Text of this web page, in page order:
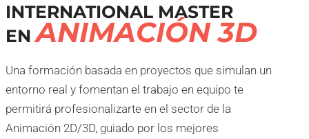
INTERNATIONAL MASTER
ENANIMACIÓN 3D
Una formación basada en proyectos que simulan un
entorno real y fomentan el trabajo en equipo te
permitirá profesionalizarte en el sector de la
Animación 2D/3D, guiado por los mejores